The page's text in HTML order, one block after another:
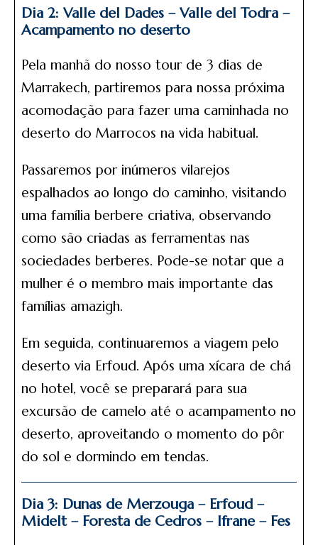
Dia 2: Valle del Dades – Valle del Todra –
Acampamento no deserto
Pela manhã do nosso tour de 3 dias de
Marrakech, partiremos para nossa próxima
acomodação para fazer uma caminhada no
deserto do Marrocos na vida habitual.
Passaremos por inúmeros vilarejos
espalhados ao longo do caminho, visitando
uma família berbere criativa, observando
como são criadas as ferramentas nas
sociedades berberes. Pode-se notar que a
mulher é o membro mais importante das
famílias amazigh.
Em seguida, continuaremos a viagem pelo
deserto via Erfoud. Após uma xícara de chá
no hotel, você se preparará para sua
excursão de camelo até o acampamento no
deserto, aproveitando o momento do pôr
do sol e dormindo em tendas.
Dia 3: Dunas de Merzouga – Erfoud –
Midelt – Foresta de Cedros – Ifrane – Fes